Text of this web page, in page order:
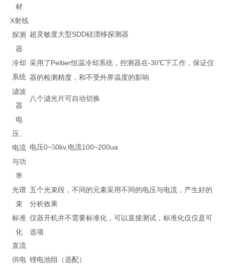
材
X射线
探测
器
超 灵敏度大型SDD硅漂移探测器
冷却
系统
采用了Peltier恒温冷却系统，控测器在-30℃下工作，保证仪
器的检测精度，和不受外界温度的影响
滤波
器
八个滤光片可自动切换
电
压、
电流
与功
率
电压0~50kv, 电流100~200ua
光谱
束
五个光束段，不同的元素采用不同的电压与电流，产生好的
分析效果
标准
化
仪器开机并不需要标准化，可以直接测试，标准化仅仅是可
选项
直流
供电 锂电池组（选配）